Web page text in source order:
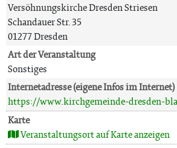
Versöhnungskirche Dresden Striesen
Schandauer Str. 35
01277 Dresden
Art der Veranstaltung
Sonstiges
Internetadresse (eigene Infos im Internet)
https://www.kirchgemeinde-dresden-
Karte
Veranstaltungsort auf Karte anzeigen